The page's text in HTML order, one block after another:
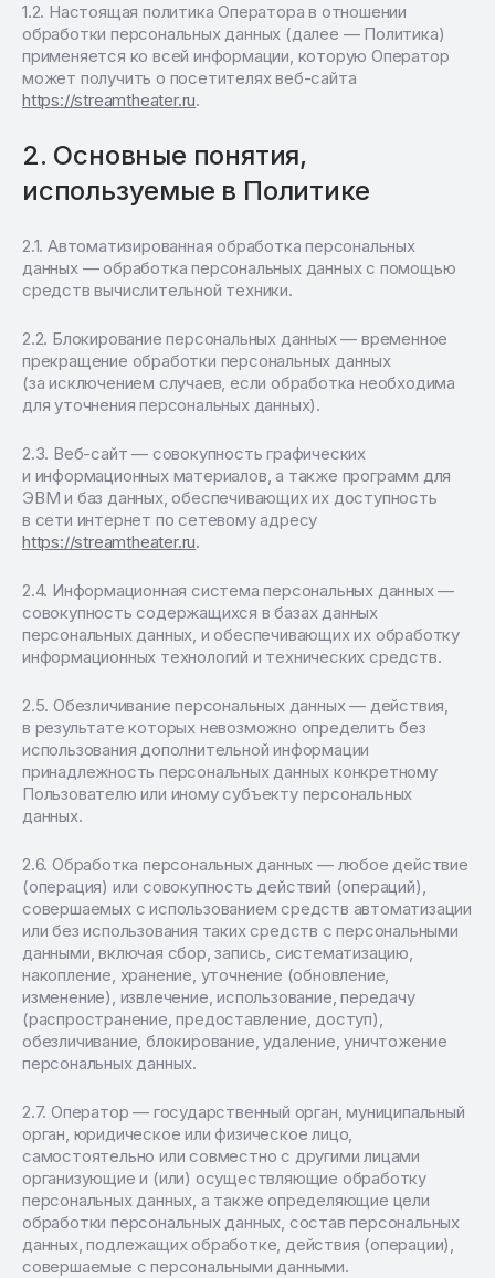
Настоящая политика Оператора в отношении
обработки персональных данных (далее — Политика)
применяется ко всей информации, которую Оператор
может получить о посетителях веб-сайта
https://streamtheater.ru.
Основные понятия,
используемые в Политике
Автоматизированная обработка персональных
данных — обработка персональных данных с помощью
средств вычислительной техники.
Блокирование персональных данных — временное
прекращение обработки персональных данных
(за исключением случаев, если обработка необходима
для уточнения персональных данных).
Веб-сайт — совокупность графических
и информационных материалов, а также программ для
ЭВМ и баз данных, обеспечивающих их доступность
в сети интернет по сетевому адресу
https://streamtheater.ru.
Информационная система персональных данных —
совокупность содержащихся в базах данных
персональных данных, и обеспечивающих их обработку
информационных технологий и технических средств.
Обезличивание персональных данных — действия,
в результате которых невозможно определить без
использования дополнительной информации
принадлежность персональных данных конкретному
Пользователю или иному субъекту персональных
данных.
Обработка персональных данных — любое действие
(операция) или совокупность действий (операций),
совершаемых с использованием средств автоматизации
или без использования таких средств с персональными
данными, включая сбор, запись, систематизацию,
накопление, хранение, уточнение (обновление,
изменение), извлечение, использование, передачу
(распространение, предоставление, доступ),
обезличивание, блокирование, удаление, уничтожение
персональных данных.
Оператор — государственный орган, муниципальный
орган, юридическое или физическое лицо,
самостоятельно или совместно с другими лицами
организующие и (или) осуществляющие обработку
персональных данных, а также определяющие цели
обработки персональных данных, состав персональных
данных, подлежащих обработке, действия (операции),
совершаемые с персональными данными.